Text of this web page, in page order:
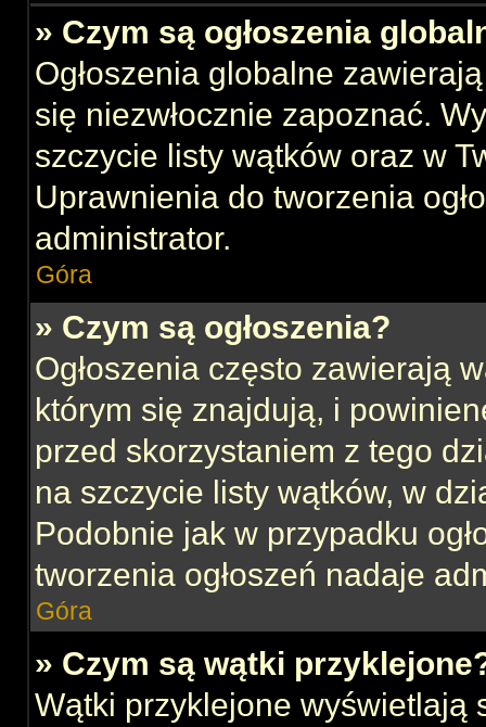
» Czym są ogłoszenia
Ogłoszenia globalne
się niezwłocznie zapoznać.
szczycie listy wątków oraz w
Uprawnienia do tworzenia
administrator.
Góra
» Czym są ogłoszenia?
Ogłoszenia często zawierają
którym się znajdują, i
przed skorzystaniem z tego
na szczycie listy wątków, w
Podobnie jak w przypadku
tworzenia ogłoszeń nadaje
Góra
» Czym są wątki
Wątki przyklejone wyświetlają